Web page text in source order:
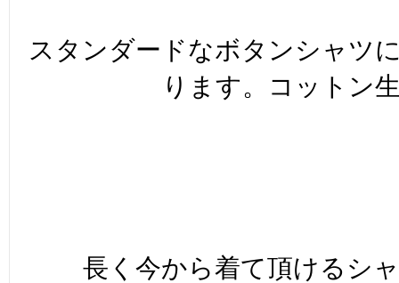
スタンダードなボタンシャツ
ります。コットン
長く今から着て頂けるシ